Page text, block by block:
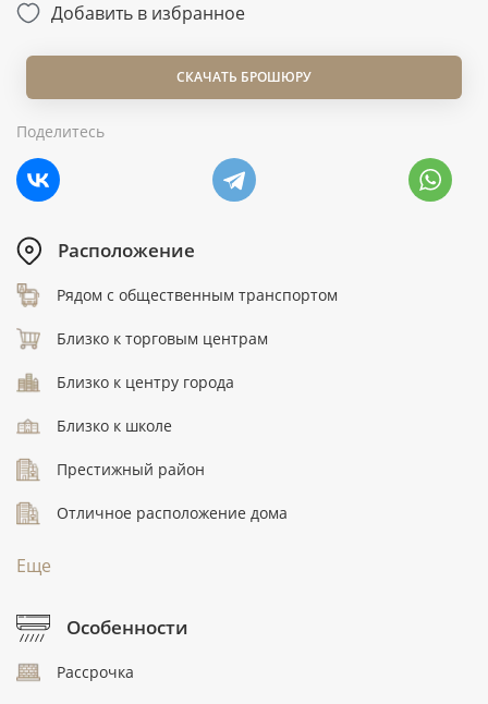
Добавить в избранное
СКАЧАТЬ БРОШЮРУ
Поделитесь
Расположение
Рядом с общественным транспортом
Близко к торговым центрам
Близко к центру города
Близко к школе
Престижный район
Отличное расположение дома
Еще
Особенности
Рассрочка